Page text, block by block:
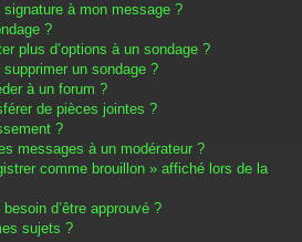
à mon message ?
?
plus d’options à un sondage ?
un sondage ?
à un forum ?
de pièces jointes ?
?
messages à un modérateur ?
comme brouillon » affiché lors de la
d’être approuvé ?
sujets ?